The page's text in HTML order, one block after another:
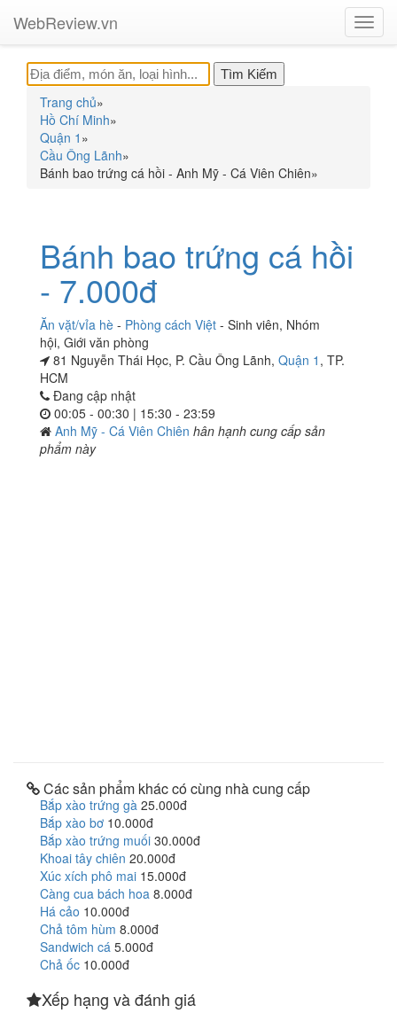
WebReview.vn
Trang chủ»
Hồ Chí Minh»
Quận 1 »
Cầu Ông Lãnh»
Bánh bao trứng cá hồi - Anh Mỹ - Cá Viên Chiên»
Bánh bao trứng cá hồi
- 7.000đ
Ăn vặt/vỉa hè - Phòng cách Việt - Sinh viên, Nhóm
hội, Giới văn phòng
81 Nguyễn Thái Học, P. Cầu Ông Lãnh, Quận 1 , TP.
HCM
Đang cập nhật
00:05 - 00:30 | 15:30 - 23:59
Anh Mỹ - Cá Viên Chiên hân hạnh cung cấp sản
phẩm này
Các sản phẩm khác có cùng nhà cung cấp
Bắp xào trứng gà 25.000đ
Bắp xào bơ 10.000đ
Bắp xào trứng muối 30.000đ
Khoai tây chiên 20.000đ
Xúc xích phô mai 15.000đ
Càng cua bách hoa 8.000đ
Há cảo 10.000đ
Chả tôm hùm 8.000đ
Sandwich cá 5.000đ
Chả ốc 10.000đ
Xếp hạng và đánh giá